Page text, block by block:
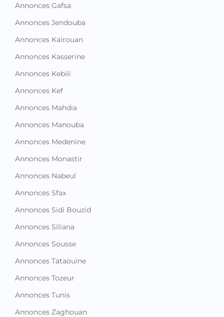
Annonces Gafsa
Annonces Jendouba
Annonces Kairouan
Annonces Kasserine
Annonces Kebili
Annonces Kef
Annonces Mahdia
Annonces Manouba
Annonces Medenine
Annonces Monastir
Annonces Nabeul
Annonces Sfax
Annonces Sidi Bouzid
Annonces Siliana
Annonces Sousse
Annonces Tataouine
Annonces Tozeur
Annonces Tunis
Annonces Zaghouan